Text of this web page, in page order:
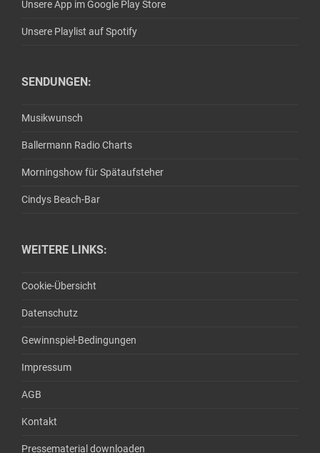
Unsere App im Google Play Store
Unsere Playlist auf Spotify
SENDUNGEN:
Musikwunsch
Ballermann Radio Charts
Morningshow für Spätaufsteher
Cindys Beach-Bar
WEITERE LINKS:
Cookie-Übersicht
Datenschutz
Gewinnspiel-Bedingungen
Impressum
AGB
Kontakt
Pressematerial downloaden